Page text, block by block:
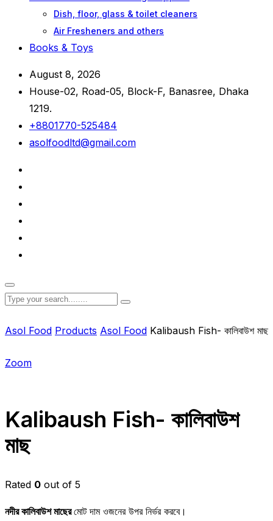
Dish, floor, glass & toilet cleaners
Air Fresheners and others
Books & Toys
August 8, 2026
House-02, Road-05, Block-F, Banasree, Dhaka
1219.
+8801770-525484
asolfoodltd@gmail.com
Asol Food Products Asol Food Kalibaush Fish- কালিবাউশ মাছ
Zoom
Kalibaush Fish- কালিবাউশ
মাছ
Rated 0 out of 5
নদীর কালিবাউশ মাছেরমোট দাম ওজনের উপর নির্ভর করবে।